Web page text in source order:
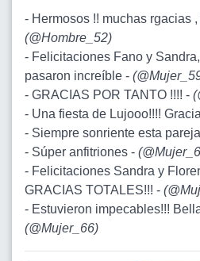
- Hermosos !! muchas rgacias
(@Hombre_52)
- Felicitaciones Fano y
pasaron increíble - (
- GRACIAS POR TANTO !!!! - (
- Una fiesta de Lujooo!!!!
- Siempre sonriente esta
- Súper anfitriones - (
- Felicitaciones Sandra y
GRACIAS TOTALES!!! - (
- Estuvieron impecables!!!
(@Mujer_66)